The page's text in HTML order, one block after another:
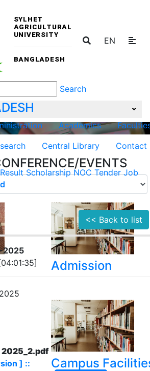
SYLHET
AGRICULTURAL
UNIVERSITY
BANGLADESH
EN
Search
Academics
Central Library Contact
EVENTS
Admission
Campus
Result Scholarship NOC Tender Job
<< Back to list
2025
2025_2.pdf
] ::